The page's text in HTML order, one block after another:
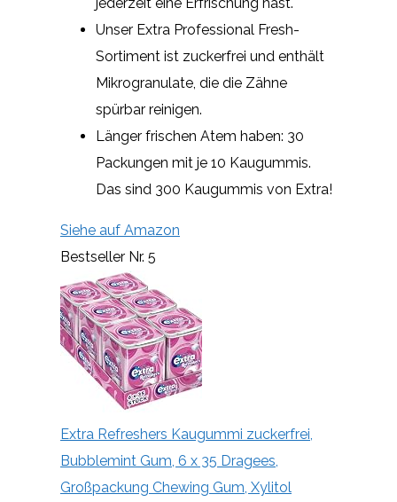
Unser Extra Professional Fresh-
Sortiment ist zuckerfrei und enthält
Mikrogranulate, die die Zähne
spürbar reinigen.
Länger frischen Atem haben: 30
Packungen mit je 10 Kaugummis.
Das sind 300 Kaugummis von Extra!
Siehe auf Amazon
Bestseller Nr. 5
Extra Refreshers Kaugummi zuckerfrei,
Bubblemint Gum, 6 x 35 Dragees,
Großpackung Chewing Gum, Xylitol